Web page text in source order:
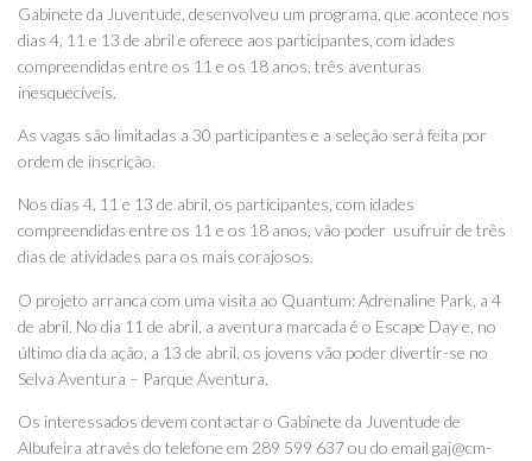
Gabinete da Juventude, desenvolveu um programa, que acontece nos
dias 4, 11 e 13 de abril e oferece aos participantes, com idades
compreendidas entre os 11 e os 18 anos, três aventuras
inesquecíveis.
As vagas são limitadas a 30 participantes e a seleção será feita por
ordem de inscrição.
Nos dias 4, 11 e 13 de abril, os participantes, com idades
compreendidas entre os 11 e os 18 anos, vão poder usufruir de três
dias de atividades para os mais corajosos.
O projeto arranca com uma visita ao Quantum: Adrenaline Park, a 4
de abril. No dia 11 de abril, a aventura marcada é o Escape Day e, no
último dia da ação, a 13 de abril, os jovens vão poder divertir-se no
Selva Aventura – Parque Aventura.
Os interessados devem contactar o Gabinete da Juventude de
Albufeira através do telefone em 289 599 637 ou do email gaj@cm-